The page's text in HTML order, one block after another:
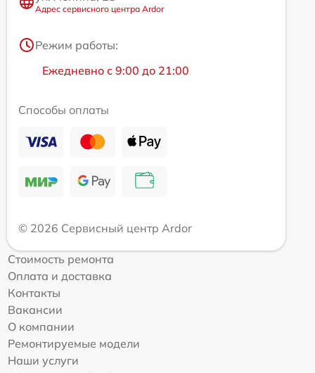
Адрес сервисного центра Ardor
Режим работы:
Ежедневно с 9:00 до 21:00
Способы оплаты
© 2026 Сервисный центр Ardor
Стоимость ремонта
Оплата и доставка
Контакты
Вакансии
О компании
Ремонтируемые модели
Наши услуги